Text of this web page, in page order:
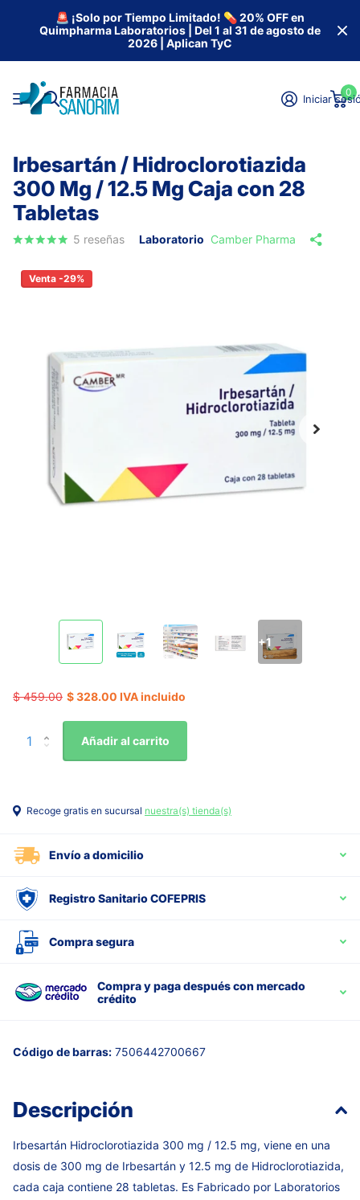
🚨 ¡Solo por Tiempo Limitado! 💊 20% OFF en
Quimpharma Laboratorios | Del 1 al 31 de agosto de
2026 | Aplican TyC
Iniciar
0
Irbesartán / Hidroclorotiazida
300 Mg / 12.5 Mg Caja con 28
Tabletas
5 reseñas Laboratorio Camber Pharma
+1
Venta -29%
$ 459.00 $ 328.00 IVA incluido
Añadir al carrito
Recoge gratis en sucursal nuestra(s) tienda(s)
Envío a domicilio
Registro Sanitario COFEPRIS
Compra segura
Compra y paga después con mercado
crédito
Código de barras: 7506442700667
Descripción
Irbesartán Hidroclorotiazida 300 mg / 12.5 mg, viene en una
dosis de 300 mg de Irbesartán y 12.5 mg de Hidroclorotiazida,
cada caja contiene 28 tabletas. Es Fabricado por Laboratorios